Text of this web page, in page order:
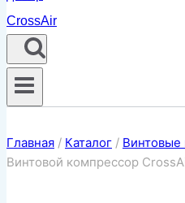
Главная / Каталог / Винтовые
Винтовой компрессор